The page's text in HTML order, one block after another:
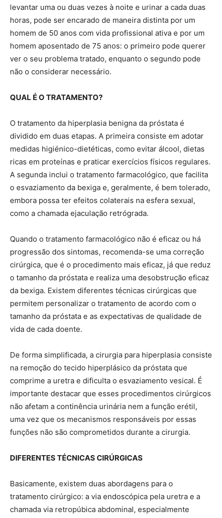
levantar uma ou duas vezes à noite e urinar a cada duas
horas, pode ser encarado de maneira distinta por um
homem de 50 anos com vida profissional ativa e por um
homem aposentado de 75 anos: o primeiro pode querer
ver o seu problema tratado, enquanto o segundo pode
não o considerar necessário.
QUAL É O TRATAMENTO?
O tratamento da hiperplasia benigna da próstata é
dividido em duas etapas. A primeira consiste em adotar
medidas higiénico-dietéticas, como evitar álcool, dietas
ricas em proteínas e praticar exercícios físicos regulares.
A segunda inclui o tratamento farmacológico, que facilita
o esvaziamento da bexiga e, geralmente, é bem tolerado,
embora possa ter efeitos colaterais na esfera sexual,
como a chamada ejaculação retrógrada.
Quando o tratamento farmacológico não é eficaz ou há
progressão dos sintomas, recomenda-se uma correção
cirúrgica, que é o procedimento mais eficaz, já que reduz
o tamanho da próstata e realiza uma desobstrução eficaz
da bexiga. Existem diferentes técnicas cirúrgicas que
permitem personalizar o tratamento de acordo com o
tamanho da próstata e as expectativas de qualidade de
vida de cada doente.
De forma simplificada, a cirurgia para hiperplasia consiste
na remoção do tecido hiperplásico da próstata que
comprime a uretra e dificulta o esvaziamento vesical. É
importante destacar que esses procedimentos cirúrgicos
não afetam a continência urinária nem a função erétil,
uma vez que os mecanismos responsáveis por essas
funções não são comprometidos durante a cirurgia.
DIFERENTES TÉCNICAS CIRÚRGICAS
Basicamente, existem duas abordagens para o
tratamento cirúrgico: a via endoscópica pela uretra e a
chamada via retropúbica abdominal, especialmente